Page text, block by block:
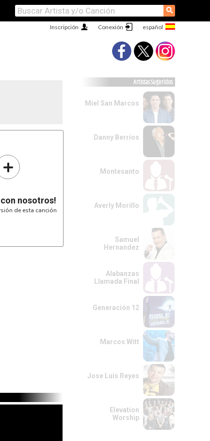
⚲
Conexión
Inscripción
+
con nosotros!
de esta canción
Artistas Sugeridos
Miel San Marcos
Danny Berríos
Montesanto
Averly Morillo
Samuel
Hernandez
Alabanzas
Llamada Final
Generación 12
Marcos Witt
Jose Luis Reyes
Elevation
Worship